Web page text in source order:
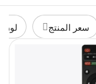
سعر المنتج لون